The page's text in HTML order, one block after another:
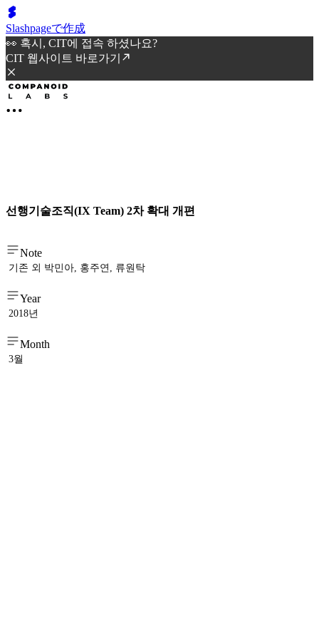
Slashpageで作成
👀 혹시, CIT에 접속 하셨나요?
CIT 웹사이트 바로가기
선행기술조직(IX Team) 2차 확대 개편
Note
기존 외 박민아, 홍주연, 류원탁
Year
2018년
Month
3월